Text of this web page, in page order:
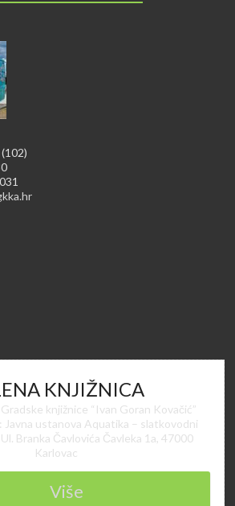
KNJIŽNICA
knjižnice “Ivan Goran Kovačić”
Javna ustanova Aquatika – slatkovodni
Branka Čavlovića Čavleka 1a, 47000
Karlovac
Više